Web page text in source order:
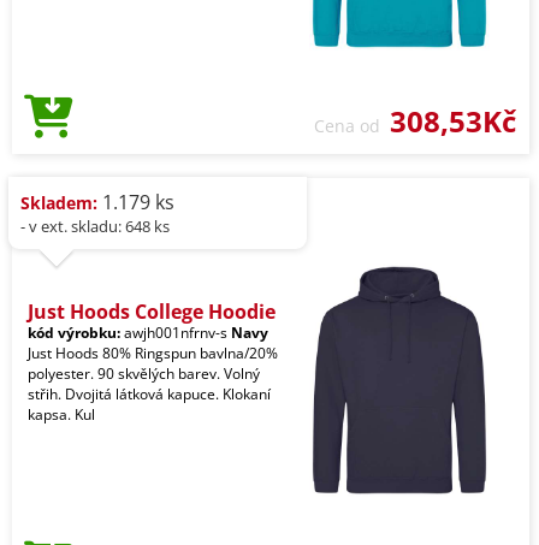
Cena od 308,53Kč
Skladem: 1.179 ks
- v ext. skladu: 648 ks
Just Hoods College Hoodie
kód výrobku:awjh001nfrnv-s Navy
Just Hoods 80% Ringspun bavlna/20%
polyester. 90 skvělých barev. Volný
střih. Dvojitá látková kapuce. Klokaní
kapsa. Kul